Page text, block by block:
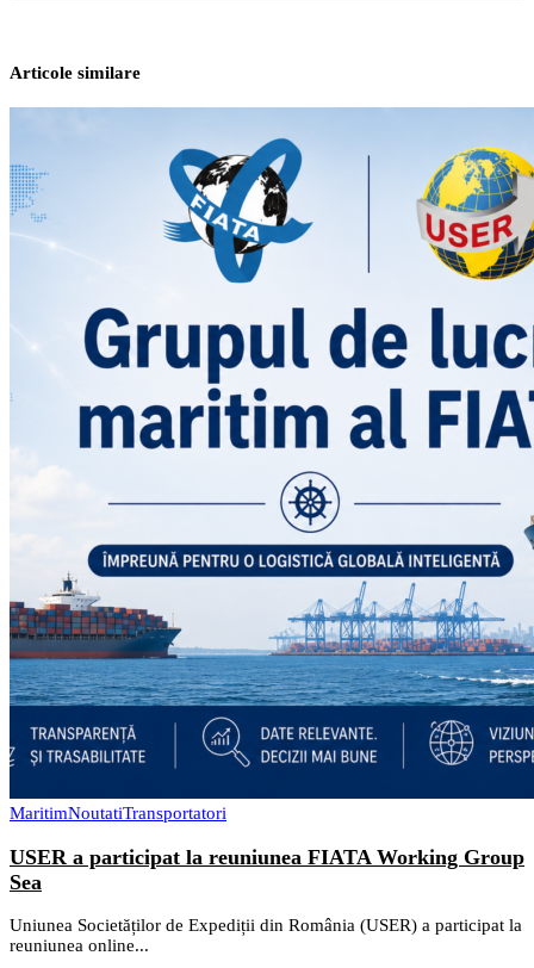
Articole similare
MaritimNoutatiTransportatori
USER a participat la reuniunea FIATA Working Group
Sea
Uniunea Societăților de Expediții din România (USER) a participat la
reuniunea online...